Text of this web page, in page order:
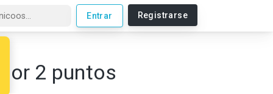
Entrar Registrarse
2 puntos